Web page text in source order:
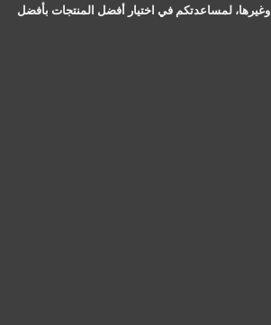
وغيرها، لمساعدتكم في اختيار أفضل المنتجات بأفضل